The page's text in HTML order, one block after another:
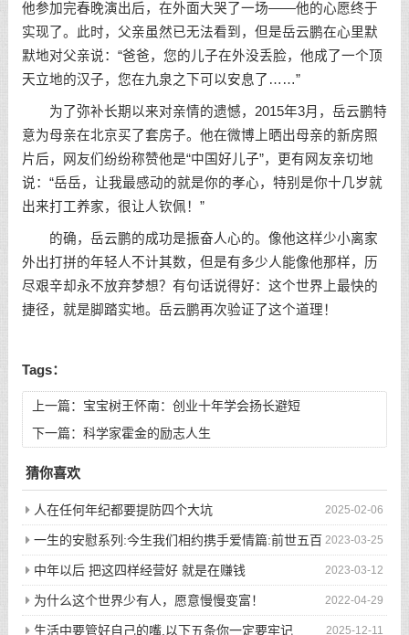
他参加完春晚演出后，在外面大哭了一场——他的心愿终于
实现了。此时，父亲虽然已无法看到，但是岳云鹏在心里默
默地对父亲说：“爸爸，您的儿子在外没丢脸，他成了一个顶
天立地的汉子，您在九泉之下可以安息了……”
为了弥补长期以来对亲情的遗憾，2015年3月，岳云鹏特
意为母亲在北京买了套房子。他在微博上晒出母亲的新房照
片后，网友们纷纷称赞他是“中国好儿子”，更有网友亲切地
说：“岳岳，让我最感动的就是你的孝心，特别是你十几岁就
出来打工养家，很让人钦佩！”
的确，岳云鹏的成功是振奋人心的。像他这样少小离家
外出打拼的年轻人不计其数，但是有多少人能像他那样，历
尽艰辛却永不放弃梦想？有句话说得好：这个世界上最快的
捷径，就是脚踏实地。岳云鹏再次验证了这个道理！
Tags：
上一篇： 宝宝树王怀南：创业十年学会扬长避短
下一篇： 科学家霍金的励志人生
猜你喜欢
2025-02-06
人在任何年纪都要提防四个大坑
2023-03-25
一生的安慰系列:今生我们相约携手爱情篇:前世五百
次的回眸才换来今生的相遇
2023-03-12
中年以后 把这四样经营好 就是在赚钱
2022-04-29
为什么这个世界少有人，愿意慢慢变富！
2025-12-11
生活中要管好自己的嘴,以下五条你一定要牢记